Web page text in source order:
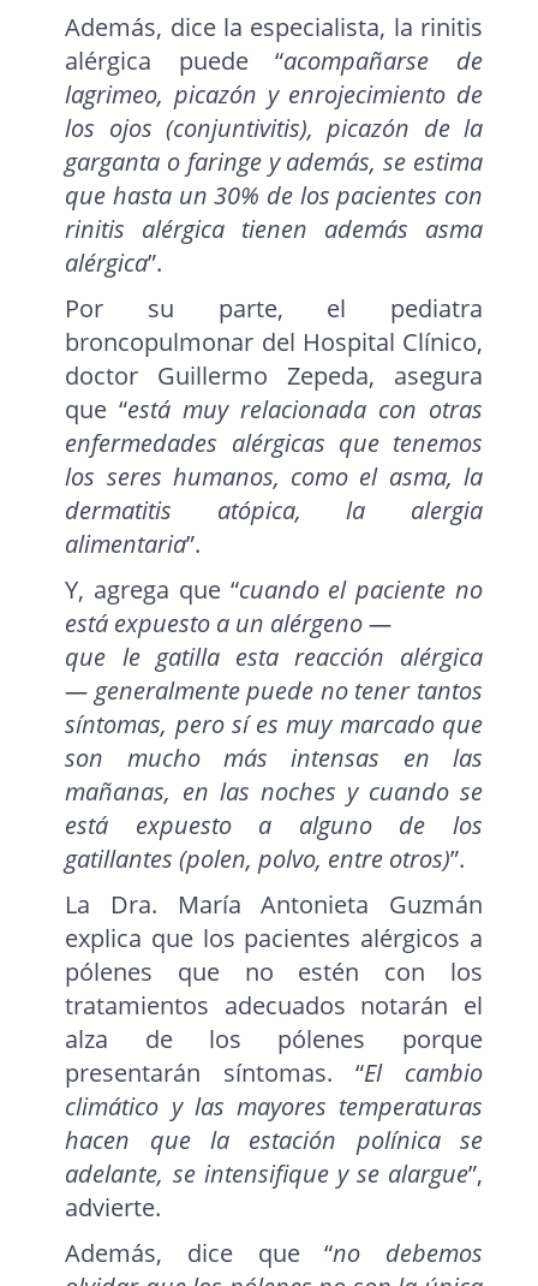
Además, dice la especialista, la rinitis
alérgica puede “acompañarse de
lagrimeo, picazón y enrojecimiento de
los ojos (conjuntivitis), picazón de la
garganta o faringe y además, se estima
que hasta un 30% de los pacientes con
rinitis alérgica tienen además asma
alérgica”.
Por su parte, el pediatra
broncopulmonar del Hospital Clínico,
doctor Guillermo Zepeda, asegura
que “está muy relacionada con otras
enfermedades alérgicas que tenemos
los seres humanos, como el asma, la
dermatitis atópica, la alergia
alimentaria”.
Y, agrega que “cuando el paciente no
está expuesto a un alérgeno—
que le gatilla esta reacción alérgica
— generalmente puede no tener tantos
síntomas, pero sí es muy marcado que
son mucho más intensas en las
mañanas, en las noches y cuando se
está expuesto a alguno de los
gatillantes (polen, polvo, entre otros)”.
La Dra. María Antonieta Guzmán
explica que los pacientes alérgicos a
pólenes que no estén con los
tratamientos adecuados notarán el
alza de los pólenes porque
presentarán síntomas. “El cambio
climático y las mayores temperaturas
hacen que la estación polínica se
adelante, se intensifique y se alargue”,
advierte.
Además, dice que “no debemos